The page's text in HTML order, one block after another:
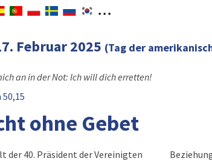
Februar 2025 (Tag der
an in der Not: Ich will dich erretten!
ohne Gebet
der 40. Präsident der Vereinigten